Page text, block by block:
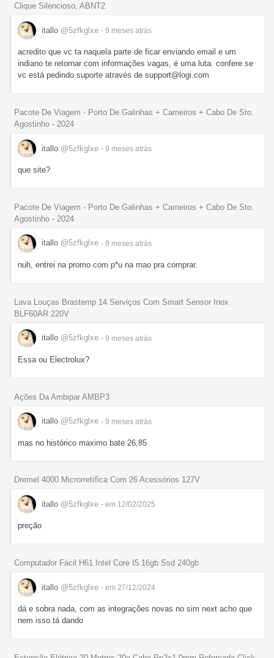
Clique Silencioso, ABNT2
itallo @5zfkglxe - 9 meses atrás
acredito que vc ta naquela parte de ficar enviando email e um
indiano te retornar com informações vagas, é uma luta. confere se
vc está pedindo suporte através de support@logi.com
Pacote De Viagem - Porto De Galinhas + Carneiros + Cabo De Sto.
Agostinho - 2024
itallo @5zfkglxe - 9 meses atrás
que site?
Pacote De Viagem - Porto De Galinhas + Carneiros + Cabo De Sto.
Agostinho - 2024
itallo @5zfkglxe - 9 meses atrás
nuh, entrei na promo com p*u na mao pra comprar.
Lava Louças Brastemp 14 Serviços Com Smart Sensor Inox
BLF60AR 220V
itallo @5zfkglxe - 9 meses atrás
Essa ou Electrolux?
Ações Da Ambipar AMBP3
itallo @5zfkglxe - 9 meses atrás
mas no histórico maximo bate 26,85
Dremel 4000 Microrretífica Com 26 Acessórios 127V
itallo @5zfkglxe - em 12/02/2025
preção
Computador Fácil H61 Intel Core I5 16gb Ssd 240gb
itallo @5zfkglxe - em 27/12/2024
dá e sobra nada, com as integrações novas no sim next acho que
nem isso tá dando